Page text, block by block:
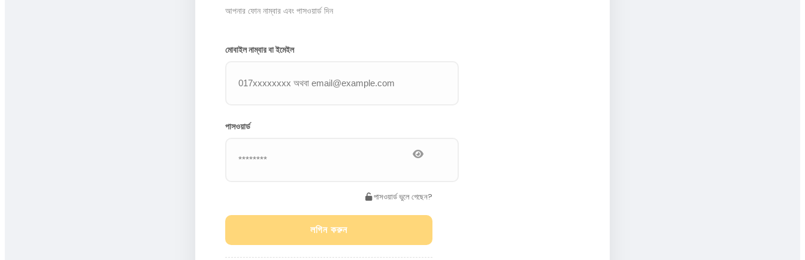
আপনার ফোন নাম্বার এবং পাসওয়ার্ড দিন
মোবাইল নাম্বার বা ইমেইল
পাসওয়ার্ড
পাসওয়ার্ড ভুলে গেছেন?
লগিন করুন